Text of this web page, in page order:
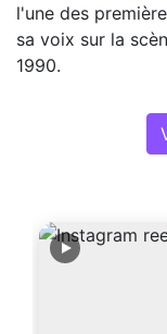
l'une des
sa voix sur la
1990.